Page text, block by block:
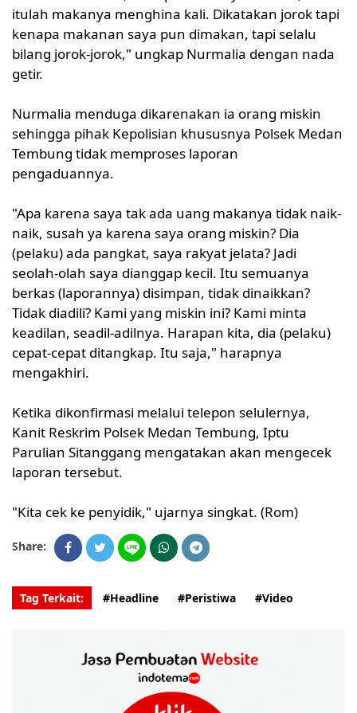
itulah makanya menghina kali. Dikatakan jorok tapi
kenapa makanan saya pun dimakan, tapi selalu
bilang jorok-jorok," ungkap Nurmalia dengan nada
getir.
Nurmalia menduga dikarenakan ia orang miskin
sehingga pihak Kepolisian khususnya Polsek Medan
Tembung tidak memproses laporan
pengaduannya.
"Apa karena saya tak ada uang makanya tidak naik-
naik, susah ya karena saya orang miskin? Dia
(pelaku) ada pangkat, saya rakyat jelata? Jadi
seolah-olah saya dianggap kecil. Itu semuanya
berkas (laporannya) disimpan, tidak dinaikkan?
Tidak diadili? Kami yang miskin ini? Kami minta
keadilan, seadil-adilnya. Harapan kita, dia (pelaku)
cepat-cepat ditangkap. Itu saja," harapnya
mengakhiri.
Ketika dikonfirmasi melalui telepon selulernya,
Kanit Reskrim Polsek Medan Tembung, Iptu
Parulian Sitanggang mengatakan akan mengecek
laporan tersebut.
"Kita cek ke penyidik," ujarnya singkat. (Rom)
Share:
Tag Terkait: #Headline #Peristiwa #Video